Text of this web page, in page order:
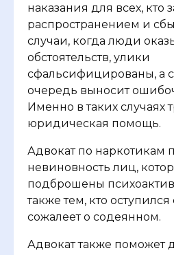
наказания для всех, кто
распространением и
случаи, когда люди
обстоятельств, улики
сфальсифицированы, а
очередь выносит
Именно в таких случаях
юридическая помощь.
Адвокат по наркотикам
невиновность лиц,
подброшены
также тем, кто
сожалеет о содеянном.
Адвокат также поможет